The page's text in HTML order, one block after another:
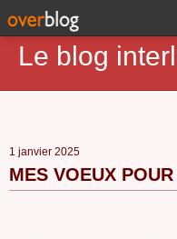
Le blog
1 janvier 2025
MES VOEUX